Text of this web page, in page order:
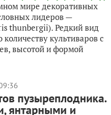
мире декоративных
лидеров —
thunbergii). Редкий вид
культиваров с
высотой и формой
пузыреплодника.
янтарными и